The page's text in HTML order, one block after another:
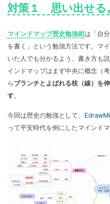
対策１ 思い出せる
マインドマップ歴史勉強術は「自
を書く」という勉強方法です。マ
いた人でも分かるよう、書き方も
インドマップはまず中央に概念（
ら ブランチとよばれる枝（線）を
す。
今回は歴史の勉強として、
って平安時代を例にしたマインド